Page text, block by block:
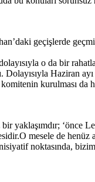
geçişlerde
o da bir
Haziran
kurulması da
yaklaşımdır; ‘önce
mesele de
noktasında,